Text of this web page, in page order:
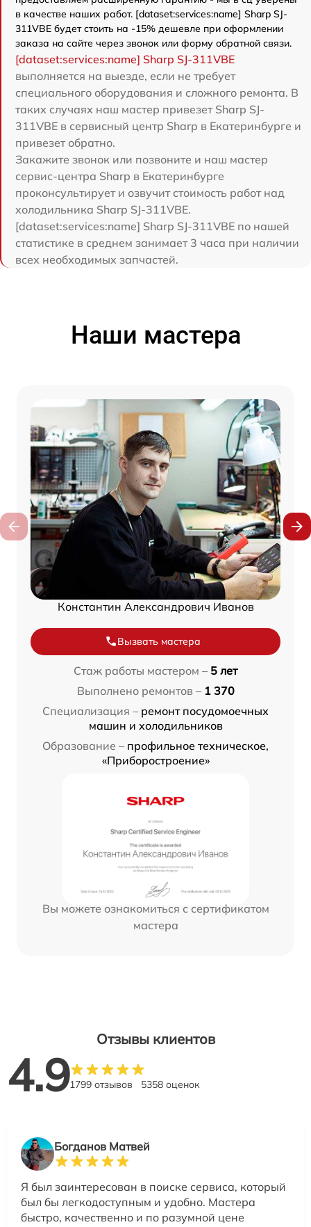
в качестве наших работ. [dataset:services:name] Sharp SJ-
311VBE будет стоить на -15% дешевле при оформлении
заказа на сайте через звонок или форму обратной связи.
[dataset:services:name] Sharp SJ-311VBE
выполняется на выезде, если не требует
специального оборудования и сложного ремонта. В
таких случаях наш мастер привезет Sharp SJ-
311VBE в сервисный центр Sharp в Екатеринбурге и
привезет обратно.
Закажите звонок или позвоните и наш мастер
сервис-центра Sharp в Екатеринбурге
проконсультирует и озвучит стоимость работ над
холодильника Sharp SJ-311VBE.
[dataset:services:name] Sharp SJ-311VBE по нашей
статистике в среднем занимает 3 часа при наличии
всех необходимых запчастей.
Наши мастера
Константин Александрович Иванов
Вызвать мастера
Стаж работы мастером – 5 лет
Выполнено ремонтов – 1 370
Специализация – ремонт посудомоечных
машин и холодильников
Образование – профильное техническое,
«Приборостроение»
Вы можете ознакомиться с сертификатом
мастера
Отзывы клиентов
4.91799 отзывов 5358 оценок
Богданов Матвей
Я был заинтересован в поиске сервиса, который
был бы легкодоступным и удобно. Мастера
быстро, качественно и по разумной цене